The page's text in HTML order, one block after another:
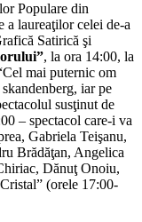
Populare din
a laureaţilor celei de-a
Satirică şi
, la ora 14:00, la
mai puternic om
iar pe
susţinut de
– spectacol care-i va
Gabriela Teişanu,
Brădăţan, Angelica
Dănuţ Onoiu,
(orele 17:00-